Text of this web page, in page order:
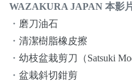
WAZAKURA JAPAN 本影
・ 磨刀油石
・ 清潔樹脂橡皮擦
・ 幼枝盆栽剪刀（Satsuki
・ 盆栽斜切鉗剪